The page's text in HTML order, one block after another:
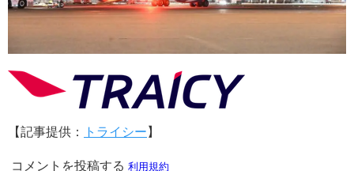
【記事提供： トライシー 】